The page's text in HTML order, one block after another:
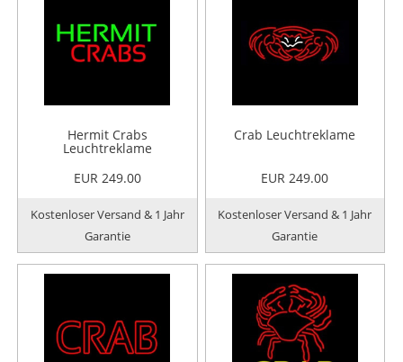
Hermit Crabs
Leuchtreklame
EUR 249.00
Kostenloser Versand & 1 Jahr
Garantie
Crab Leuchtreklame
EUR 249.00
Kostenloser Versand & 1 Jahr
Garantie